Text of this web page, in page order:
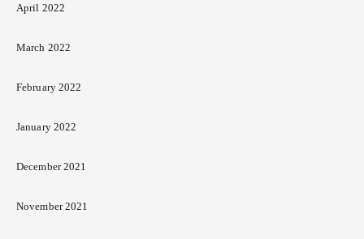
April 2022
March 2022
February 2022
January 2022
December 2021
November 2021